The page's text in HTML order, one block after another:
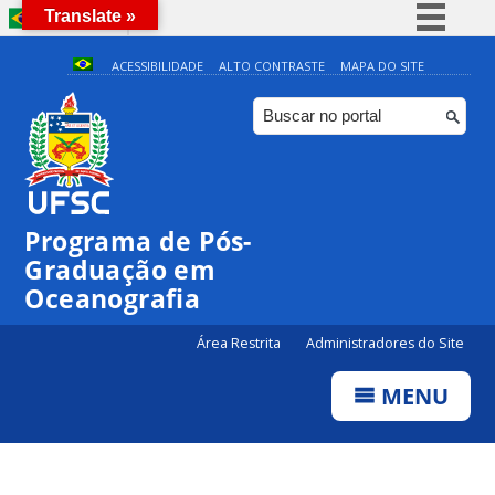
BRASIL
Simplifique!
Comunica BR
Participe
ACESSIBILIDADE ALTO CONTRASTE MAPA DO SITE
Programa de Pós-
Graduação em
Oceanografia
Área Restrita Administradores do Site
MENU
0:00
1:00
2:00
Translate »